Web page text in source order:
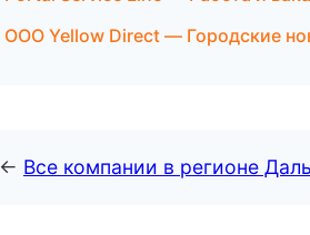
ООО Yellow Direct — Городские
← Все компании в регионе